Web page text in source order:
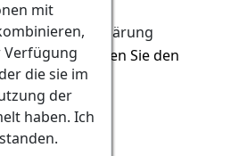
mit
Verfügung
die sie im
der
haben. Ich
Datenschutzerklärung
Sie den
zustimmen.